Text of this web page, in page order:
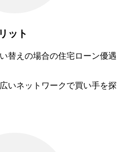
ット
替えの場合の住宅ローン優遇
いネットワークで買い手を探